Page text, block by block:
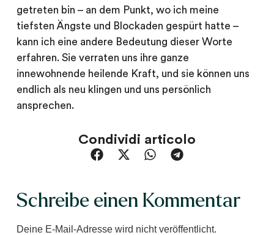
getreten bin – an dem Punkt, wo ich meine
tiefsten Ängste und Blockaden gespürt hatte –
kann ich eine andere Bedeutung dieser Worte
erfahren. Sie verraten uns ihre ganze
innewohnende heilende Kraft, und sie können uns
endlich als neu klingen und uns persönlich
ansprechen.
Condividi articolo
Schreibe einen Kommentar
Deine E-Mail-Adresse wird nicht veröffentlicht.